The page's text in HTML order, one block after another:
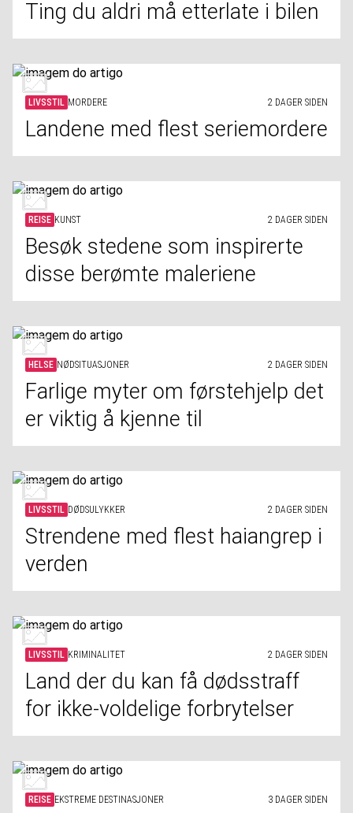
Ting du aldri må etterlate i bilen
LIVSSTIL MORDERE 2 DAGER SIDEN
Landene med flest seriemordere
REISE KUNST 2 DAGER SIDEN
Besøk stedene som inspirerte
disse berømte maleriene
HELSE NØDSITUASJONER 2 DAGER SIDEN
Farlige myter om førstehjelp det
er viktig å kjenne til
LIVSSTIL DØDSULYKKER 2 DAGER SIDEN
Strendene med flest haiangrep i
verden
LIVSSTIL KRIMINALITET 2 DAGER SIDEN
Land der du kan få dødsstraff
for ikke-voldelige forbrytelser
REISE EKSTREME DESTINASJONER 3 DAGER SIDEN